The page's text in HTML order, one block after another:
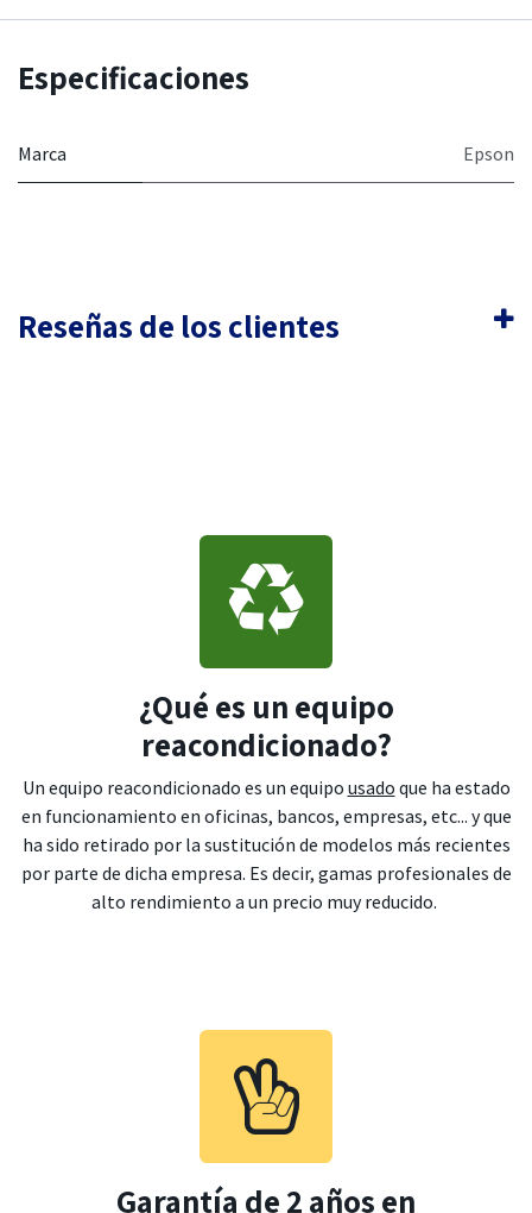
Especificaciones
Marca Epson
Reseñas de los clientes
¿Qué es un equipo
reacondicionado?
Un equipo reacondicionado es un equipo usado que ha estado
en funcionamiento en oficinas, bancos, empresas, etc... y que
ha sido retirado por la sustitución de modelos más recientes
por parte de dicha empresa. Es decir, gamas profesionales de
alto rendimiento a un precio muy reducido.
Garantía de 2 años en